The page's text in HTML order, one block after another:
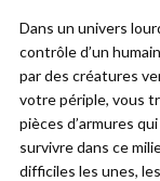
Dans un univers
contrôle d’un
par des créatures
votre périple, vous
pièces d’armures
survivre dans ce
difficiles les unes,